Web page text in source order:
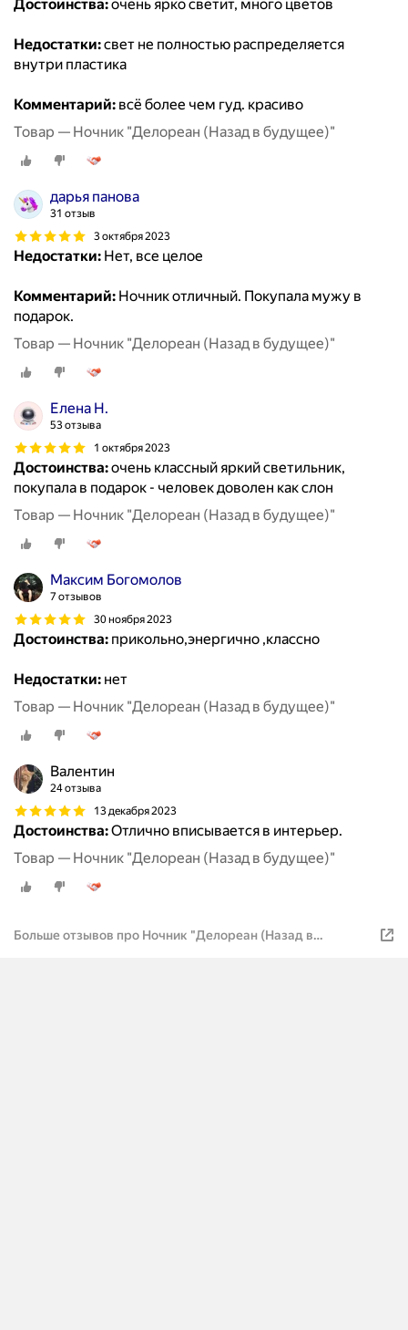
Достоинства:очень ярко светит, много цветов
Недостатки:свет не полностью распределяется
внутри пластика
Комментарий: всё более чем гуд. красиво
Товар — Ночник "Делореан (Назад в будущее)"
дарья панова
31 отзыв
3 октября 2023
Недостатки: Нет, все целое
Комментарий: Ночник отличный. Покупала мужу в
подарок.
Товар — Ночник "Делореан (Назад в будущее)"
Елена Н.
53 отзыва
1 октября 2023
Достоинства:очень классный яркий светильник,
покупала в подарок - человек доволен как слон
Товар — Ночник "Делореан (Назад в будущее)"
Максим Богомолов
7 отзывов
30 ноября 2023
Достоинства: прикольно,энергично ,классно
Недостатки: нет
Товар — Ночник "Делореан (Назад в будущее)"
Валентин
24 отзыва
13 декабря 2023
Достоинства:Отлично вписывается в интерьер.
Товар — Ночник "Делореан (Назад в будущее)"
Больше отзывов про Ночник "Делореан (Назад в